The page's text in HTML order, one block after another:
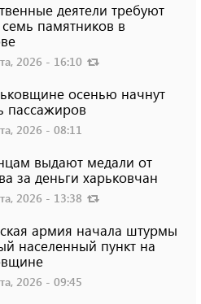
деятели требуют
семь памятников в
2026 - 16:10
осенью начнут
пассажиров
2026 - 08:11
выдают медали от
за деньги харьковчан
2026 - 13:38
армия начала штурмы
населенный пункт на
2026 - 09:45